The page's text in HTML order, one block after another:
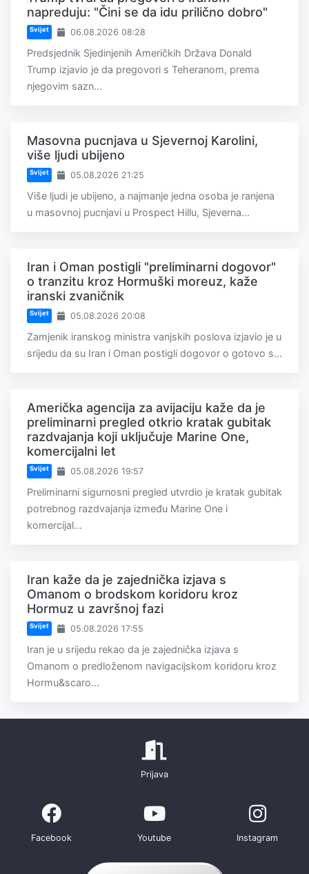
napreduju: "Čini se da idu prilično dobro"
Svijet 06.08.2026 08:28
Predsjednik Sjedinjenih Američkih Država Donald
Trump izjavio je da pregovori s Teheranom, prema
njegovim sazn...
Masovna pucnjava u Sjevernoj Karolini,
više ljudi ubijeno
Svijet 05.08.2026 21:25
Više ljudi je ubijeno, a najmanje jedna osoba je ranjena
u masovnoj pucnjavi u Prospect Hillu, Sjeverna...
Iran i Oman postigli "preliminarni dogovor"
o tranzitu kroz Hormuški moreuz, kaže
iranski zvaničnik
Svijet 05.08.2026 20:08
Zamjenik iranskog ministra vanjskih poslova izjavio je u
srijedu da su Iran i Oman postigli dogovor o gotovo s...
Američka agencija za avijaciju kaže da je
preliminarni pregled otkrio kratak gubitak
razdvajanja koji uključuje Marine One,
komercijalni let
Svijet 05.08.2026 19:57
Preliminarni sigurnosni pregled utvrdio je kratak gubitak
potrebnog razdvajanja između Marine One i
komercijal...
Iran kaže da je zajednička izjava s
Omanom o brodskom koridoru kroz
Hormuz u završnoj fazi
Svijet 05.08.2026 17:55
Iran je u srijedu rekao da je zajednička izjava s
Omanom o predloženom navigacijskom koridoru kroz
Hormu&scaro...
Prijava
Facebook Youtube Instagram